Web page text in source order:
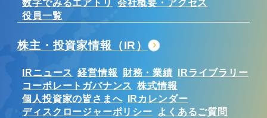
数字でみるエアトリ
会社概要・アクセス
役員一覧
株主・投資家情報（IR）
IRニュース 経営情報 財務・業績 IRライブラリー
コーポレートガバナンス 株式情報
個人投資家の皆さまへ IRカレンダー
ディスクロージャーポリシー
よくあるご質問